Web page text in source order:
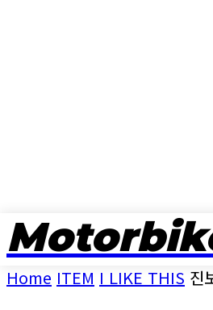
Home ITEM I LIKE THIS 진